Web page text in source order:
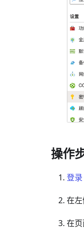
操作
登
在
在